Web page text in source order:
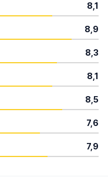
8,1
8,9
8,3
8,1
8,5
7,6
7,9